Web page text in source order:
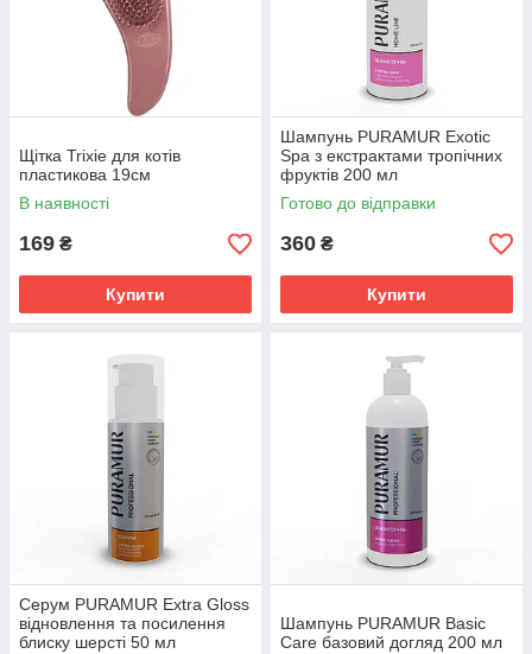
Щітка Trixie для котів
пластикова 19см
В наявності
169 ₴
Купити
Шампунь PURAMUR Exotic
Spa з екстрактами тропічних
фруктів 200 мл
Готово до відправки
360 ₴
Купити
Серум PURAMUR Extra Gloss
відновлення та посилення
блиску шерсті 50 мл
Шампунь PURAMUR Basic
Care базовий догляд 200 мл